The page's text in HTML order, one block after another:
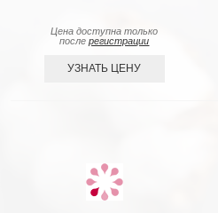
Цена доступна только
послерегистрации
УЗНАТЬ ЦЕНУ